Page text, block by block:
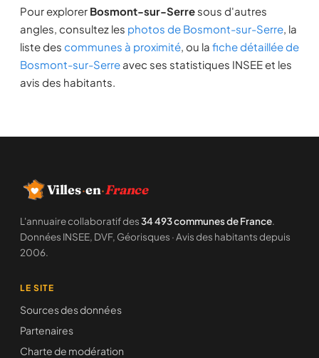
Pour explorer Bosmont-sur-Serre sous d'autres
angles, consultez les photos de Bosmont-sur-Serre, la
liste des communes à proximité, ou la fiche détaillée de
Bosmont-sur-Serre avec ses statistiques INSEE et les
avis des habitants.
Villes·en·France
L'annuaire collaboratif des34 493 communes de France.
Données INSEE, DVF, Géorisques · Avis des habitants depuis
2006.
LE SITE
Sources des données
Partenaires
Charte de modération